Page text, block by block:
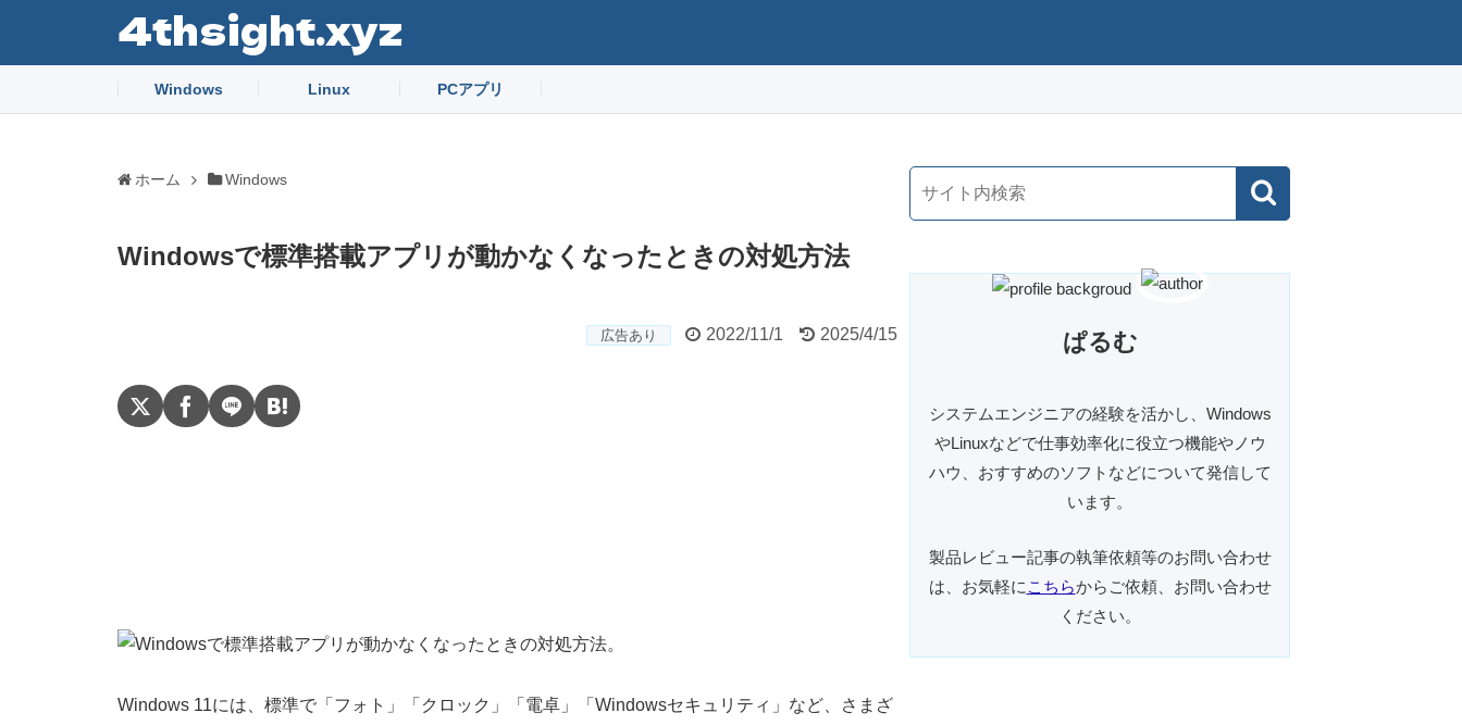
4thsight.xyz
Windows Linux PCアプリ
ホーム Windows
Windowsで標準搭載アプリが動かなくなったときの対処方法
広告あり 2022/11/1 2025/4/15
Windows 11には、標準で「フォト」「クロック」「電卓」「Windowsセキュリティ」など、さまざ
ぱるむ
システムエンジニアの経験を活かし、Windows
やLinuxなどで仕事効率化に役立つ機能やノウ
ハウ、おすすめのソフトなどについて発信して
います。
製品レビュー記事の執筆依頼等のお問い合わせ
は、お気軽に こちらからご依頼、お問い合わせ
ください。